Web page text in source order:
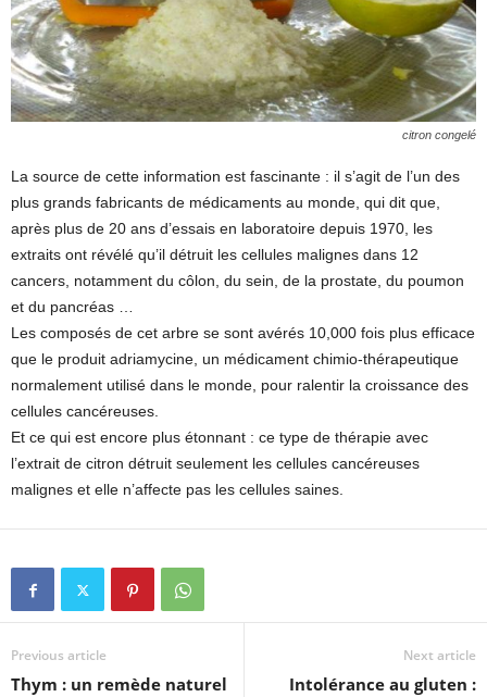
citron congelé
La source de cette information est fascinante : il s’agit de l’un des
plus grands fabricants de médicaments au monde, qui dit que,
après plus de 20 ans d’essais en laboratoire depuis 1970, les
extraits ont révélé qu’il détruit les cellules malignes dans 12
cancers, notamment du côlon, du sein, de la prostate, du poumon
et du pancréas …
Les composés de cet arbre se sont avérés 10,000 fois plus efficace
que le produit adriamycine, un médicament chimio-thérapeutique
normalement utilisé dans le monde, pour ralentir la croissance des
cellules cancéreuses.
Et ce qui est encore plus étonnant : ce type de thérapie avec
l’extrait de citron détruit seulement les cellules cancéreuses
malignes et elle n’affecte pas les cellules saines.
Previous article
Thym : un remède naturel
Next article
Intolérance au gluten :